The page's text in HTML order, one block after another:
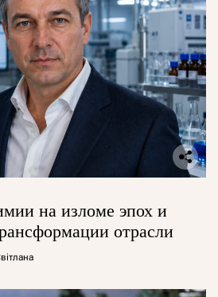
на изломе эпох и
отрасли